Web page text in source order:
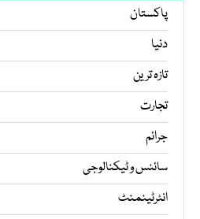
پاکستان
دنیا
تازہ ترین
تجارت
جرائم
سائنس و ٹیکنالوجی
انٹرٹینمنٹ